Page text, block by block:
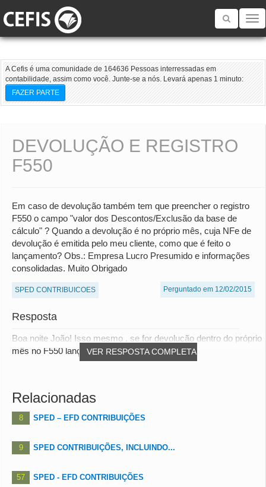
Toggle
A Cefis é uma comunidade de 164636 Pessoas interressadas em
contabilidade, assim como você. Junte-se a nós. Levará apenas 1 minuto:
FAZER PARTE
DEVOLUÇÃO E REGISTRO
F550
Em caso de devolução também tem que preencher o registro
F550 o campo "valor dos Descontos/Exclusão da base de
cálculo" ? Quando a devolução é no próprio mês, cuja NFe de
devolução é emitida pelo meu cliente, como que é feito o
lançamento? Obs.: Empresa Lucro Presumido e informações
consolidadas. Muito Obrigado
SPED CONTRIBUICOES Perguntado em 12/02/2015
Resposta
VER RESPOSTA COMPLETA
Boa noite João! Isso mesmo , se for devolução dentro do próprio
mês no F550 lança o valor da devoluç...
Relacionadas
8 SPED – EFD CONTRIBUIÇÕES
9 SPED CONTRIBUIÇÕES, INCLUINDO...
57 SPED - EFD CONTRIBUIÇÕES